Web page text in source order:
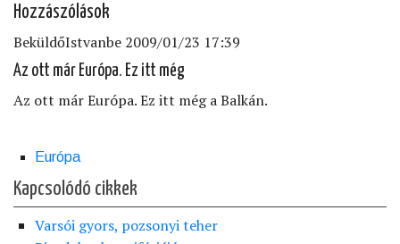
Hozzászólások
BeküldőIstvanbe 2009/01/23 17:39
Az ott már Európa. Ez itt még
Az ott már Európa. Ez itt még a Balkán.
Európa
Kapcsolódó cikkek
Varsói gyors, pozsonyi teher